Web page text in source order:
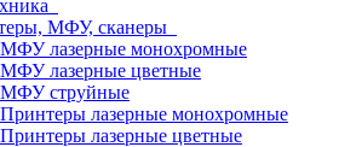
МФУ, сканеры
МФУ лазерные монохромные
МФУ лазерные цветные
МФУ струйные
Принтеры лазерные монохромные
Принтеры лазерные цветные